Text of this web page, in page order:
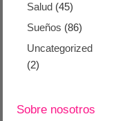
Salud (45)
Sueños (86)
Uncategorized
(2)
Sobre nosotros